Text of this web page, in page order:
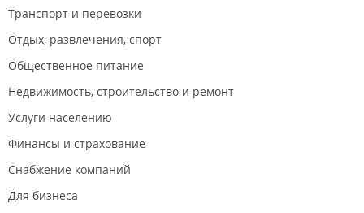
Транспорт и перевозки
Отдых, развлечения, спорт
Общественное питание
Недвижимость, строительство и ремонт
Услуги населению
Финансы и страхование
Снабжение компаний
Для бизнеса